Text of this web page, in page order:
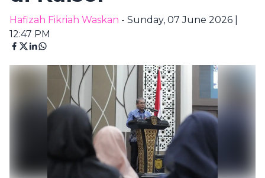
Hafizah Fikriah Waskan - Sunday, 07 June 2026 |
12:47 PM